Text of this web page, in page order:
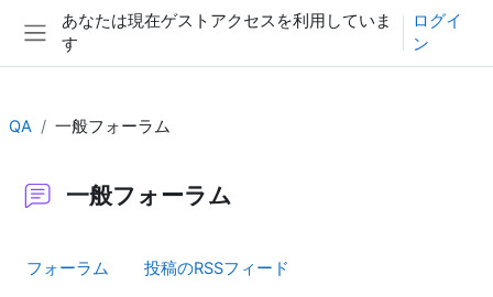
メインコンテンツへスキップする
サイドパネル
あなたは現在ゲストアクセスを利用していま
す
ログイ
ン
QA 一般フォーラム
一般フォーラム
フォーラム 投稿のRSSフィード